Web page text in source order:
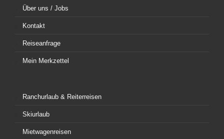
Über uns / Jobs
Kontakt
Reiseanfrage
Mein Merkzettel
Ranchurlaub & Reiterreisen
Skiurlaub
Mietwagenreisen